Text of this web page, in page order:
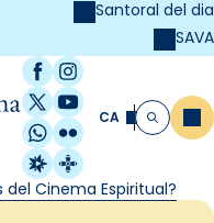
Santoral del dia
SAVA
Facebook
Instagram
X / Twitter
YouTube
WhatsApp
Flickr
Radio Estel
Catalunya
CA Cerca
del Cinema Espiritual?